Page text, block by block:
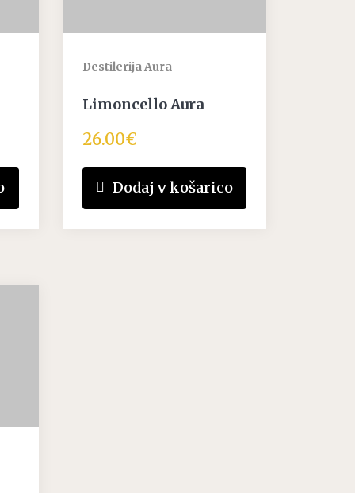
Destilerija Aura
Limoncello Aura
26.00€
Dodaj v košarico